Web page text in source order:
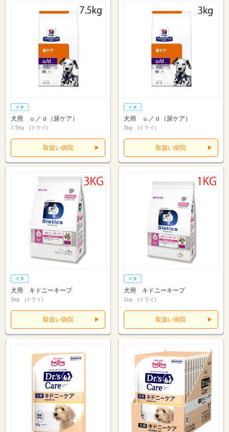
犬用 ｕ／ｄ（尿ケア）
7.5kg (ドライ)
取扱い病院
犬用 ｕ／ｄ（尿ケア）
3kg (ドライ)
取扱い病院
犬用 キドニーキープ
3kg (ドライ)
取扱い病院
犬用 キドニーキープ
1kg (ドライ)
取扱い病院